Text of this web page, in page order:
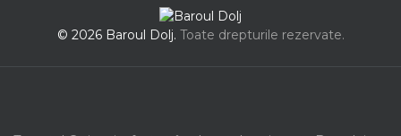
© 2026 Baroul Dolj. Toate drepturile rezervate.